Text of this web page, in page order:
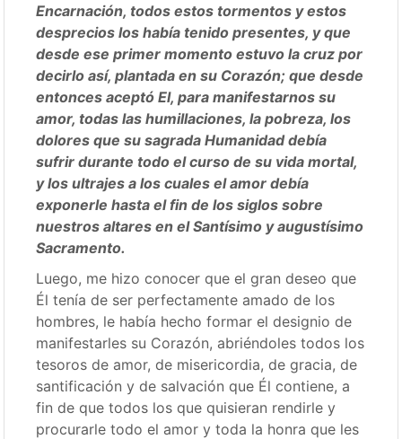
Encarnación, todos estos tormentos y estos
desprecios los había tenido presentes, y que
desde ese primer momento estuvo la cruz por
decirlo así, plantada en su Corazón; que desde
entonces aceptó El, para manifestarnos su
amor, todas las humillaciones, la pobreza, los
dolores que su sagrada Humanidad debía
sufrir durante todo el curso de su vida mortal,
y los ultrajes a los cuales el amor debía
exponerle hasta el fin de los siglos sobre
nuestros altares en el Santísimo y augustísimo
Sacramento.
Luego, me hizo conocer que el gran deseo que
Él tenía de ser perfectamente amado de los
hombres, le había hecho formar el designio de
manifestarles su Corazón, abriéndoles todos los
tesoros de amor, de misericordia, de gracia, de
santificación y de salvación que Él contiene, a
fin de que todos los que quisieran rendirle y
procurarle todo el amor y toda la honra que les